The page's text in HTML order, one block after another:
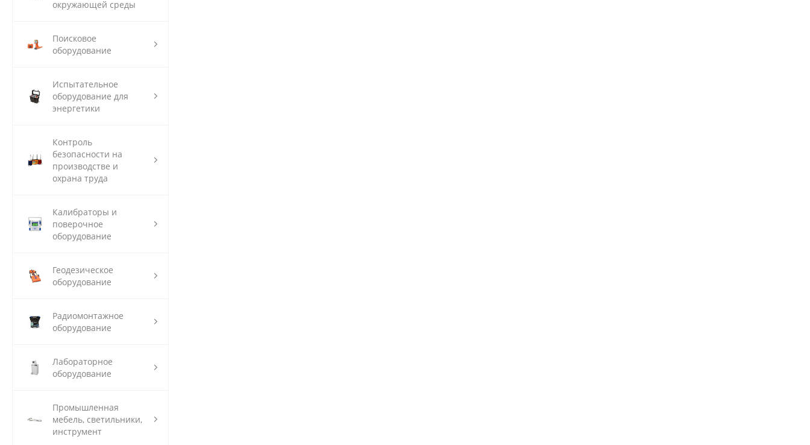
окружающей среды
Поисковое
оборудование
Испытательное
оборудование для
энергетики
Контроль
безопасности на
производстве и
охрана труда
Калибраторы и
поверочное
оборудование
Геодезическое
оборудование
Радиомонтажное
оборудование
Лабораторное
оборудование
Промышленная
мебель, светильники,
инструмент